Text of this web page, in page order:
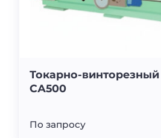
Токарно-винторезный
СА500
По запросу